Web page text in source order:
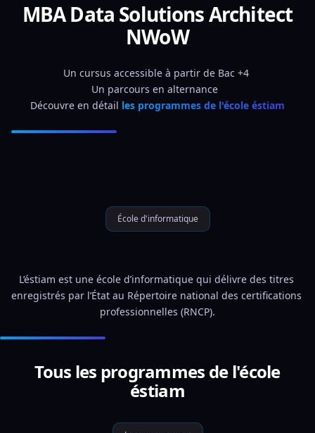
MBA Data Solutions Architect
NWoW
Un cursus accessible à partir de Bac +4
Un parcours en alternance
Découvre en détail les programmes de l'école éstiam
École d'informatique
L’éstiam est une école d’informatique qui délivre des titres
enregistrés par l’État au Répertoire national des certifications
professionnelles (RNCP).
Tous les programmes de l'école
éstiam